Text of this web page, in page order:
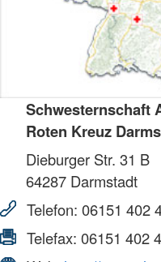
Schwesternschaft
Roten Kreuz
Dieburger Str. 31 B
64287 Darmstadt
Telefon: 06151 402
Telefax: 06151 402